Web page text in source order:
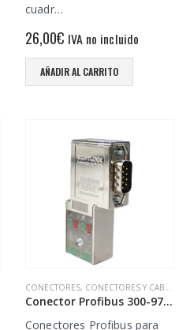
cuadr…
26,00€ IVA no incluido
AÑADIR AL CARRITO
CONECTORES, CONECTORES Y CABLES
Conector Profibus 300-972-BA6000
Conectores Profibus para